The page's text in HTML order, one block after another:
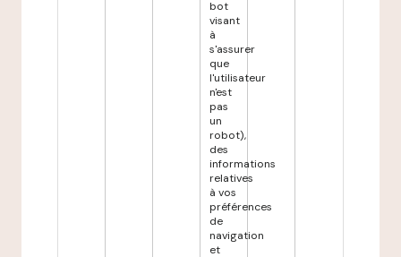
bot
visant
à
s'assurer
que
l'utilisateur
n'est
pas
un
robot),
des
informations
relatives
à vos
préférences
de
navigation
et